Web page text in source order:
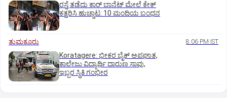
ರಸ್ತೆ ತಡೆದು ಕಾರ್ ಬಾನೆಟ್ ಮೇಲೆ ಕೇಕ್
ಕತ್ತರಿಸಿ ಹುಚ್ಚಾಟ: 10 ಮಂದಿಯ ಬಂಧನ
ತುಮಕೂರು 8:06 PM IST
Koratagere: ಭೀಕರ ಬೈಕ್ ಅಪಘಾತ,
ಕಾಲೇಜು ವಿದ್ಯಾರ್ಥಿ ದಾರುಣ ಸಾವು,
ಇಬ್ಬರ ಸ್ಥಿತಿ ಗಂಭೀರ